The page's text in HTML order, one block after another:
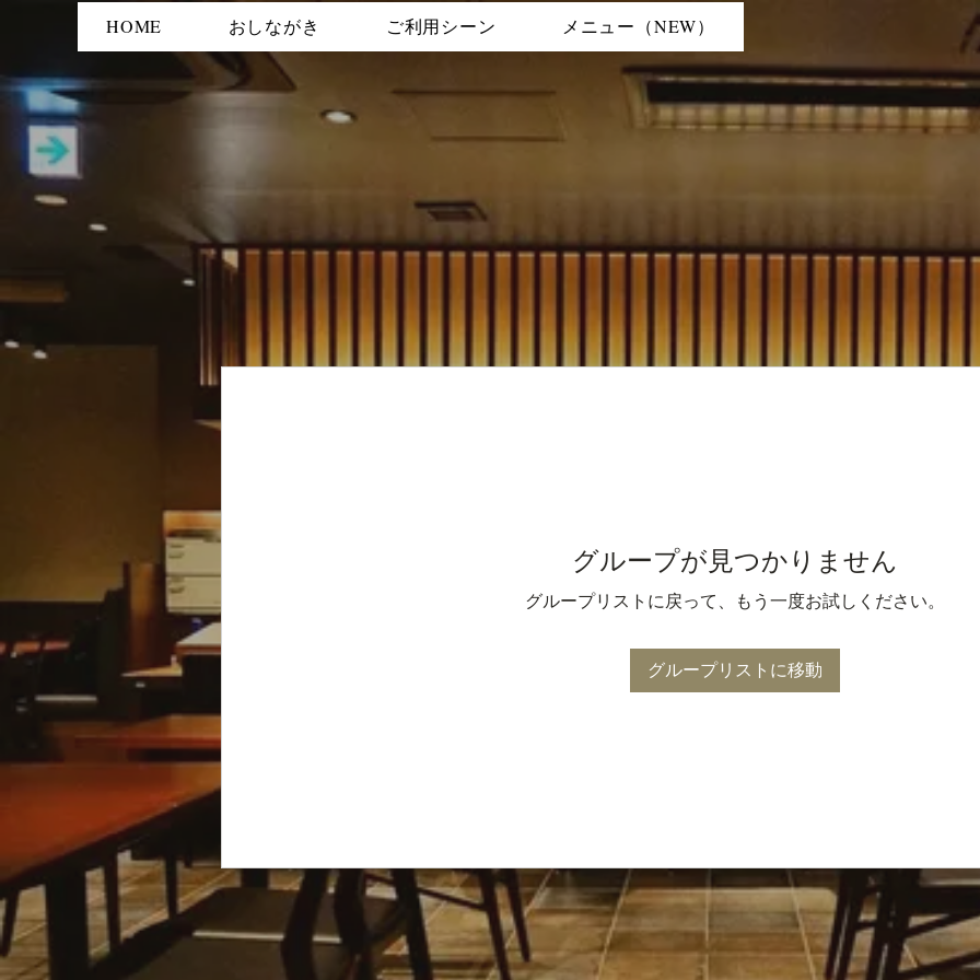
HOME おしながき ご利用シーン メニュー（NEW）
グループが見つかりません
グループリストに戻って、もう一度お試しください。
グループリストに移動